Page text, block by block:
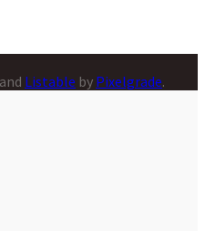
and Listable by Pixelgrade.